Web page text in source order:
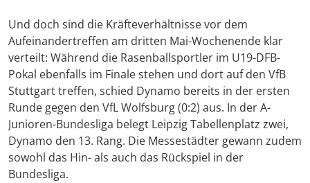
Und doch sind die Kräfteverhältnisse vor dem
Aufeinandertreffen am dritten Mai-Wochenende klar
verteilt: Während die Rasenballsportler im U19-DFB-
Pokal ebenfalls im Finale stehen und dort auf den VfB
Stuttgart treffen, schied Dynamo bereits in der ersten
Runde gegen den VfL Wolfsburg (0:2) aus. In der A-
Junioren-Bundesliga belegt Leipzig Tabellenplatz zwei,
Dynamo den 13. Rang. Die Messestädter gewann zudem
sowohl das Hin- als auch das Rückspiel in der
Bundesliga.